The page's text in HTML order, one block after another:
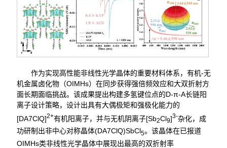
作为实现高性能非线性光学晶体的重要材料体系，有机-无
机金属卤化物（OIMHs）在同步获得强倍频效应和大双折射方
面长期面临挑战。该成果提出构建多氢键位点的D-π-A长链阳
离子设计策略，设计出具有大偶极矩和强极化能力的
[DA7ClQ]2+有机阳离子，并与无机阴离子[Sb2Cl9]3-杂化，成
功研制出非中心对称晶体(DA7ClQ)SbCl5。该晶体在已报道
OIMHs类非线性光学晶体中展现出最高的双折射率